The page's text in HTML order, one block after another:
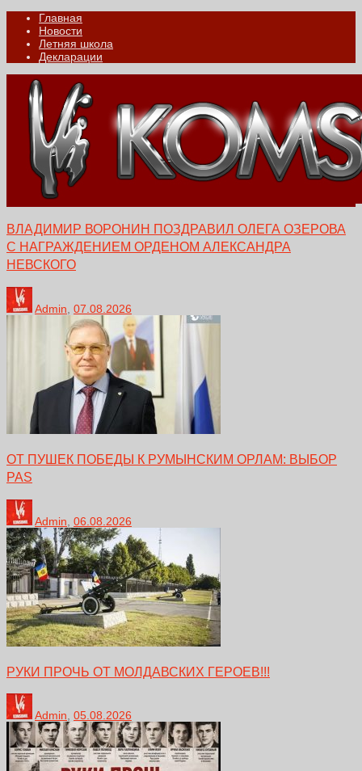
Главная
Новости
Летняя школа
Декларации
ВЛАДИМИР ВОРОНИН ПОЗДРАВИЛ ОЛЕГА ОЗЕРОВА
С НАГРАЖДЕНИЕМ ОРДЕНОМ АЛЕКСАНДРА
НЕВСКОГО
Admin 07.08.2026
ОТ ПУШЕК ПОБЕДЫ К РУМЫНСКИМ ОРЛАМ: ВЫБОР
PAS
Admin 06.08.2026
РУКИ ПРОЧЬ ОТ МОЛДАВСКИХ ГЕРОЕВ!!!
Admin, 05.08.2026